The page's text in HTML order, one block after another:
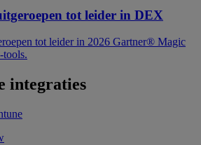
tot leider in DEX
tot leider in 2026 Gartner® Magic
integraties